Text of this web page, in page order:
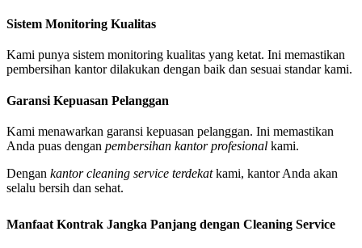
Sistem Monitoring Kualitas
Kami punya sistem monitoring kualitas yang ketat. Ini memastikan
pembersihan kantor dilakukan dengan baik dan sesuai standar kami.
Garansi Kepuasan Pelanggan
Kami menawarkan garansi kepuasan pelanggan. Ini memastikan
Anda puas dengan pembersihan kantor profesional kami.
Dengan kantor cleaning service terdekatkami, kantor Anda akan
selalu bersih dan sehat.
Manfaat Kontrak Jangka Panjang dengan Cleaning Service